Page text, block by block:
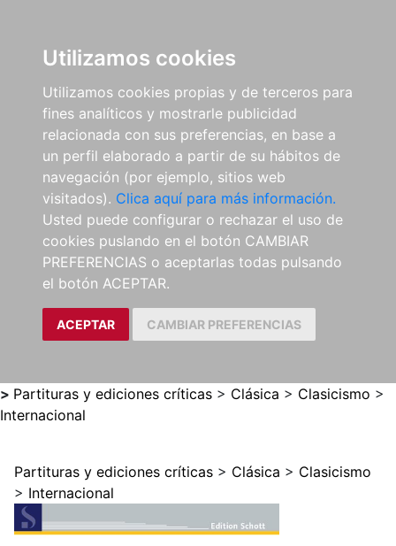
Utilizamos cookies
Utilizamos cookies propias y de terceros para
fines analíticos y mostrarle publicidad
relacionada con sus preferencias, en base a
un perfil elaborado a partir de su hábitos de
navegación (por ejemplo, sitios web
visitados). Clica aquí para más información.
Usted puede configurar o rechazar el uso de
cookies puslando en el botón CAMBIAR
PREFERENCIAS o aceptarlas todas pulsando
el botón ACEPTAR.
ACEPTAR CAMBIAR PREFERENCIAS
> Partituras y ediciones críticas > Clásica > Clasicismo >
Internacional
Partituras y ediciones críticas > Clásica > Clasicismo
> Internacional